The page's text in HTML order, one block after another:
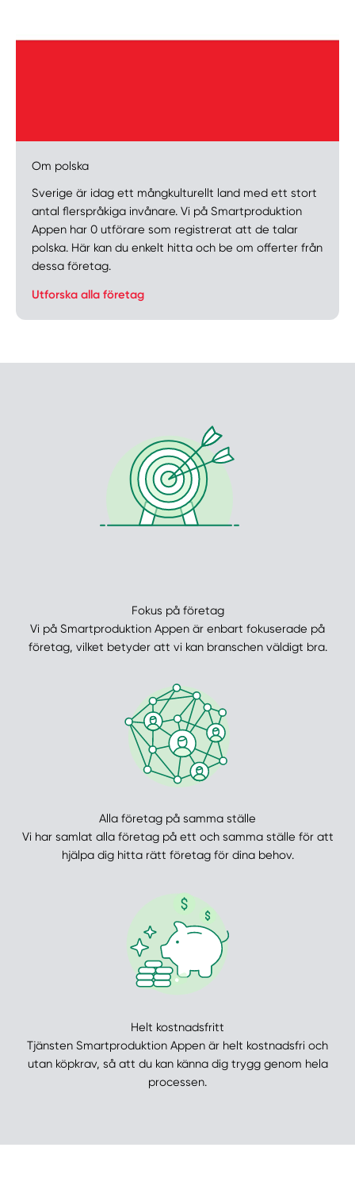
Manuellt
Välj tillvägagångssätt
Om polska
Sverige är idag ett mångkulturellt land med ett stort
antal flerspråkiga invånare. Vi på Smartproduktion
Appen har 0 utförare som registrerat att de talar
polska. Här kan du enkelt hitta och be om offerter från
dessa företag.
Utforska alla företag
Fokus på företag
Vi på Smartproduktion Appen är enbart fokuserade på
företag, vilket betyder att vi kan branschen väldigt bra.
Alla företag på samma ställe
Vi har samlat alla företag på ett och samma ställe för att
hjälpa dig hitta rätt företag för dina behov.
Helt kostnadsfritt
Tjänsten Smartproduktion Appen är helt kostnadsfri och
utan köpkrav, så att du kan känna dig trygg genom hela
processen.